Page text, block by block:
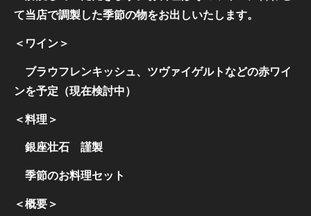
て当店で調製した季節の物をお出しいたします。
＜ワイン＞
ブラウフレンキッシュ、ツヴァイゲルトなどの赤ワイ
ンを予定（現在検討中）
＜料理＞
銀座壮石 謹製
季節のお料理セット
＜概要＞